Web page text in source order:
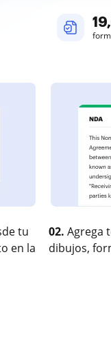
tu
en la
02. Agrega
dibujos,